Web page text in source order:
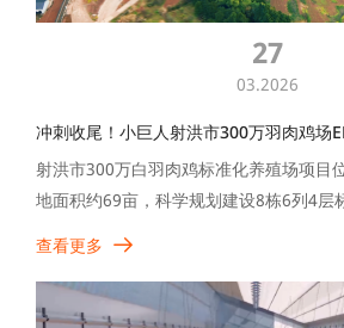
27
03.2026
冲刺收尾！小巨人射洪市300万羽肉鸡场
射洪市300万白羽肉鸡标准化养殖场项目
地面积约69亩，科学规划建设8栋6列4层
EPC全流程专业服务承接建设，全力保障
落地。
查看更多